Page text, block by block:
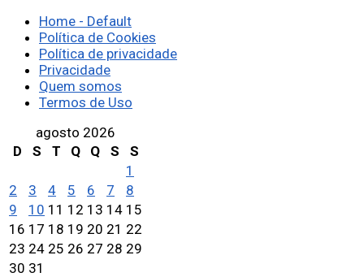
Home - Default
Política de Cookies
Política de privacidade
Privacidade
Quem somos
Termos de Uso
agosto 2026
D
S T Q Q S
S
1
2
3 4 5 6 7
8
9
10 11 12 13 14 15
16 17 18 19 20 21 22
23 24 25 26 27 28 29
30 31